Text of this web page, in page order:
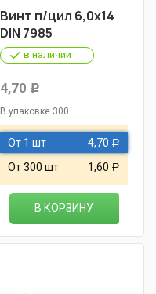
Винт п/цил 6,0х14
DIN 7985
в наличии
4,70 Р
В упаковке 300
От 1 шт 4,70 Р
От 300 шт 1,60 Р
В КОРЗИНУ